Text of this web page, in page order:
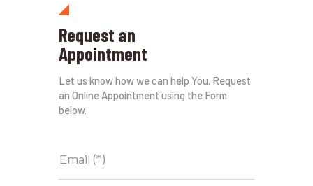
Request an
Appointment
Let us know how we can help You. Request
an Online Appointment using the Form
below.